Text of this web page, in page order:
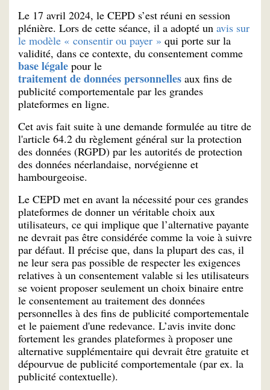
Le 17 avril 2024, le CEPD s’est réuni en session
plénière. Lors de cette séance, il a adopté un avis sur
le modèle « consentir ou payer » qui porte sur la
validité, dans ce contexte, du consentement comme
base légale pour le
traitement de données personnelles aux fins de
publicité comportementale par les grandes
plateformes en ligne.
Cet avis fait suite à une demande formulée au titre de
l'article 64.2 du règlement général sur la protection
des données (RGPD) par les autorités de protection
des données néerlandaise, norvégienne et
hambourgeoise.
Le CEPD met en avant la nécessité pour ces grandes
plateformes de donner un véritable choix aux
utilisateurs, ce qui implique que l’alternative payante
ne devrait pas être considérée comme la voie à suivre
par défaut. Il précise que, dans la plupart des cas, il
ne leur sera pas possible de respecter les exigences
relatives à un consentement valable si les utilisateurs
se voient proposer seulement un choix binaire entre
le consentement au traitement des données
personnelles à des fins de publicité comportementale
et le paiement d'une redevance. L’avis invite donc
fortement les grandes plateformes à proposer une
alternative supplémentaire qui devrait être gratuite et
dépourvue de publicité comportementale (par ex. la
publicité contextuelle).